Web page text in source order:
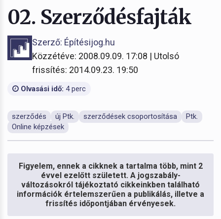
02. Szerződésfajták
Szerző: Építésijog.hu
Közzétéve: 2008.09.09. 17:08 | Utolsó
frissítés: 2014.09.23. 19:50
Olvasási idő: 4 perc
szerződés új Ptk. szerződések csoportosítása
Ptk.
Online képzések
Figyelem, ennek a cikknek a tartalma több, mint 2
évvel ezelőtt született. A jogszabály-
változásokról tájékoztató cikkeinkben található
információk értelemszerűen a publikálás, illetve a
frissítés időpontjában érvényesek.